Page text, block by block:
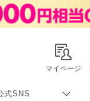
マイページ
式SNS